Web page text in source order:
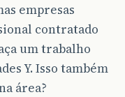
empresas
contratado
um trabalho
Y. Isso também
área?